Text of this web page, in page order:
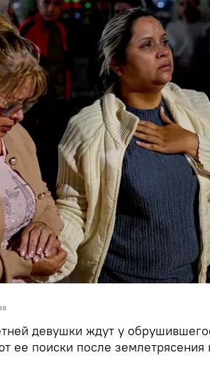
девушки ждут у
ее поиски после землетрясения